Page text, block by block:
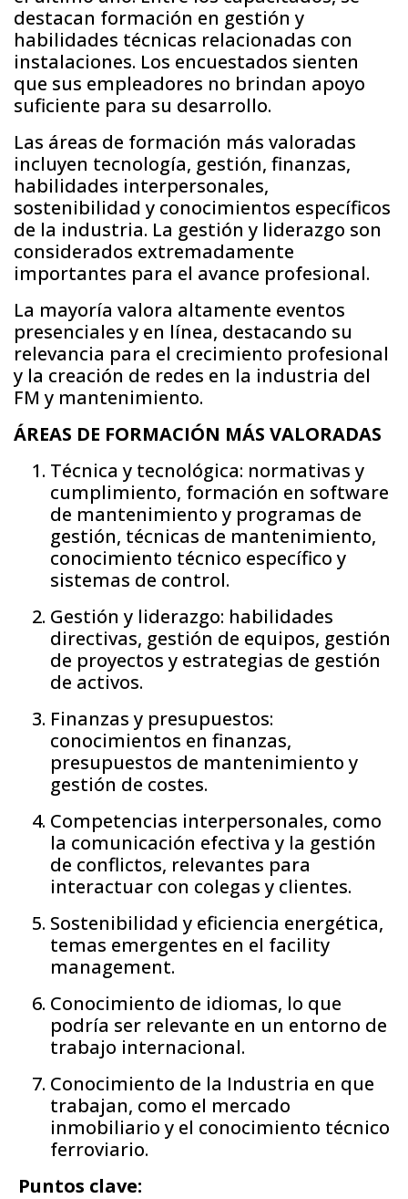
destacan formación en gestión y
habilidades técnicas relacionadas con
instalaciones. Los encuestados sienten
que sus empleadores no brindan apoyo
suficiente para su desarrollo.
Las áreas de formación más valoradas
incluyen tecnología, gestión, finanzas,
habilidades interpersonales,
sostenibilidad y conocimientos específicos
de la industria. La gestión y liderazgo son
considerados extremadamente
importantes para el avance profesional.
La mayoría valora altamente eventos
presenciales y en línea, destacando su
relevancia para el crecimiento profesional
y la creación de redes en la industria del
FM y mantenimiento.
ÁREAS DE FORMACIÓN MÁS VALORADAS
Técnica y tecnológica: normativas y
cumplimiento, formación en software
de mantenimiento y programas de
gestión, técnicas de mantenimiento,
conocimiento técnico específico y
sistemas de control.
Gestión y liderazgo: habilidades
directivas, gestión de equipos, gestión
de proyectos y estrategias de gestión
de activos.
Finanzas y presupuestos:
conocimientos en finanzas,
presupuestos de mantenimiento y
gestión de costes.
Competencias interpersonales, como
la comunicación efectiva y la gestión
de conflictos, relevantes para
interactuar con colegas y clientes.
Sostenibilidad y eficiencia energética,
temas emergentes en el facility
management.
Conocimiento de idiomas, lo que
podría ser relevante en un entorno de
trabajo internacional.
Conocimiento de la Industria en que
trabajan, como el mercado
inmobiliario y el conocimiento técnico
ferroviario.
Puntos clave: